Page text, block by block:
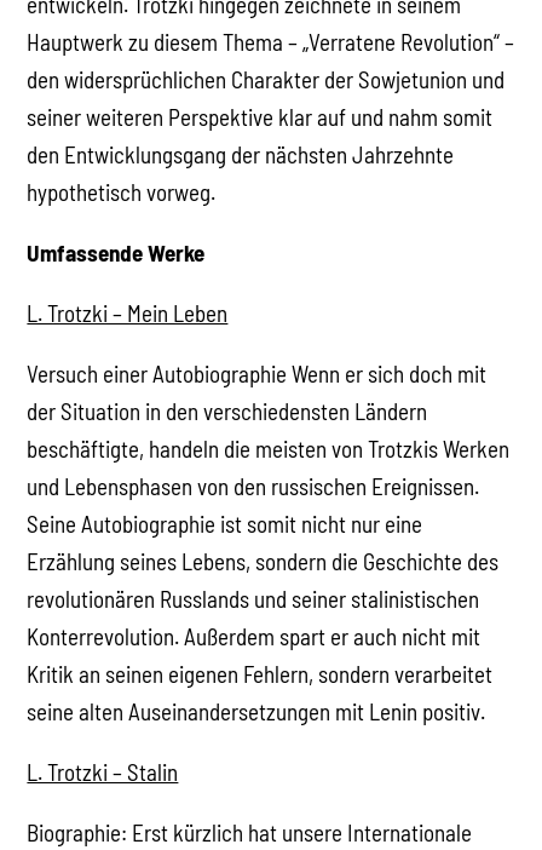
Hauptwerk zu diesem Thema – „Verratene Revolution“ –
den widersprüchlichen Charakter der Sowjetunion und
seiner weiteren Perspektive klar auf und nahm somit
den Entwicklungsgang der nächsten Jahrzehnte
hypothetisch vorweg.
Umfassende Werke
L. Trotzki – Mein Leben
Versuch einer Autobiographie Wenn er sich doch mit
der Situation in den verschiedensten Ländern
beschäftigte, handeln die meisten von Trotzkis Werken
und Lebensphasen von den russischen Ereignissen.
Seine Autobiographie ist somit nicht nur eine
Erzählung seines Lebens, sondern die Geschichte des
revolutionären Russlands und seiner stalinistischen
Konterrevolution. Außerdem spart er auch nicht mit
Kritik an seinen eigenen Fehlern, sondern verarbeitet
seine alten Auseinandersetzungen mit Lenin positiv.
L. Trotzki – Stalin
Biographie: Erst kürzlich hat unsere Internationale